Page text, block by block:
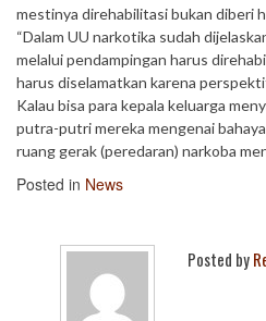
mestinya direhabilitasi bukan diberi
“Dalam UU narkotika sudah
melalui pendampingan harus
harus diselamatkan karena
Kalau bisa para kepala keluarga
putra-putri mereka mengenai
ruang gerak (peredaran) narkoba
Posted in News
Posted by